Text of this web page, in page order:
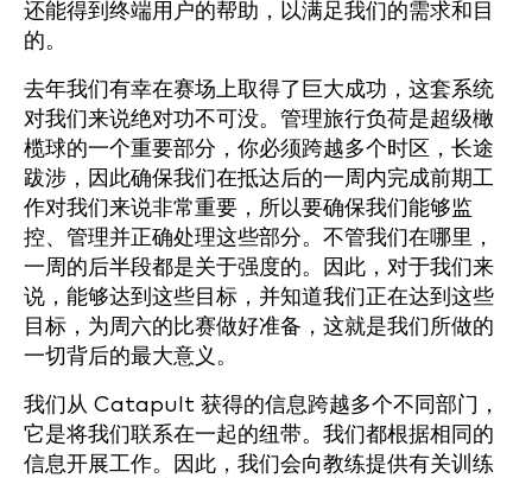
还能得到终端用户的帮助，以满足我们的需求和目
的。
去年我们有幸在赛场上取得了巨大成功，这套系统
对我们来说绝对功不可没。管理旅行负荷是超级橄
榄球的一个重要部分，你必须跨越多个时区，长途
跋涉，因此确保我们在抵达后的一周内完成前期工
作对我们来说非常重要，所以要确保我们能够监
控、管理并正确处理这些部分。不管我们在哪里，
一周的后半段都是关于强度的。因此，对于我们来
说，能够达到这些目标，并知道我们正在达到这些
目标，为周六的比赛做好准备，这就是我们所做的
一切背后的最大意义。
我们从 Catapult 获得的信息跨越多个不同部门，
它是将我们联系在一起的纽带。我们都根据相同的
信息开展工作。因此，我们会向教练提供有关训练